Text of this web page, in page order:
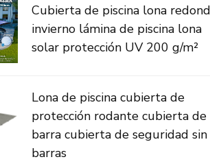
Cubierta de piscina lona
invierno lámina de piscina lona
solar protección UV 200 g/m²
Lona de piscina cubierta de
protección rodante cubierta de
barra cubierta de seguridad sin
barras